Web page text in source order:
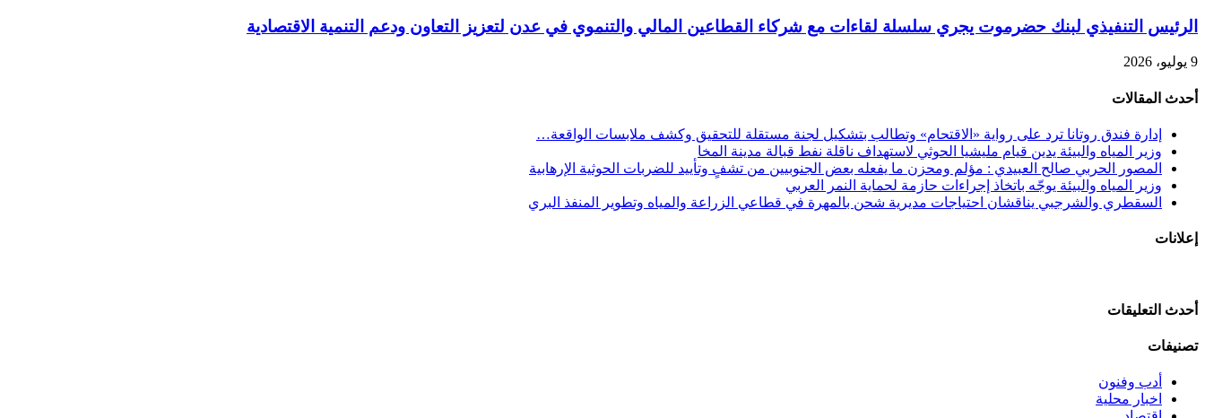
الرئيس التنفيذي لبنك حضرموت يجري سلسلة لقاءات مع شركاء القطاعين المالي والتنموي في عدن لتعزيز التعاون ودعم التنمية الاقتصادية
9 يوليو، 2026
أحدث المقالات
إدارة فندق روتانا ترد على رواية «الاقتحام» وتطالب بتشكيل لجنة مستقلة للتحقيق وكشف ملابسات الواقعة…
وزير المياه والبيئة يدين قيام مليشيا الحوثي لاستهداف ناقلة نفط قبالة مدينة المخا
المصور الحربي صالح العبيدي : مؤلم ومحزن ما يفعله بعض الجنوبيين من تشفٍ وتأييد للضربات الحوثية الإرهابية
وزير المياه والبيئة يوجّه باتخاذ إجراءات حازمة لحماية النمر العربي
السقطري والشرجبي يناقشان احتياجات مديرية شحن بالمهرة في قطاعي الزراعة والمياه وتطوير المنفذ البري
إعلانات
أحدث التعليقات
تصنيفات
أدب وفنون
اخبار محلية